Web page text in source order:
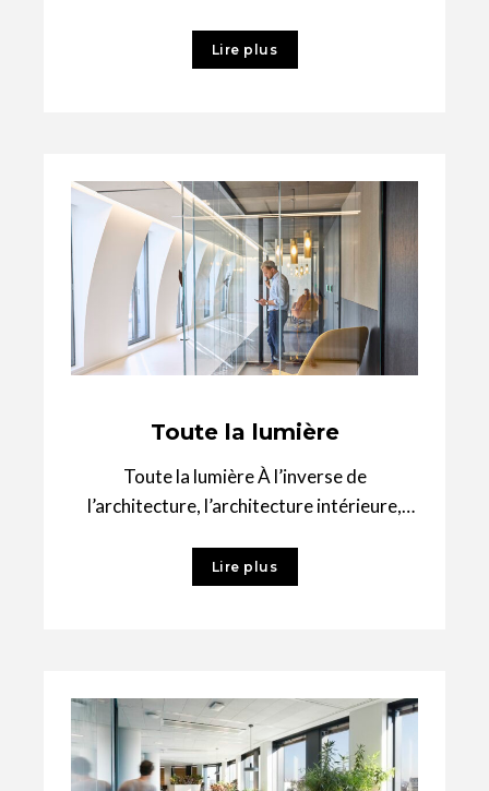
habitués à
Lire plus
Toute la lumière
Toute la lumière À l’inverse de
l’architecture, l’architecture intérieure,
longtemps eu tendance à penser
Lire plus